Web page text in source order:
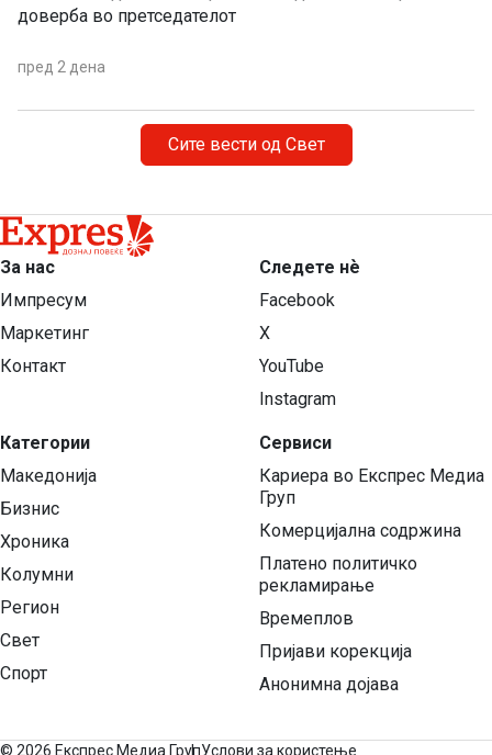
доверба во претседателот
пред 2 дена
Сите вести од Свет
За нас
Импресум
Маркетинг
Контакт
Категории
Македонија
Бизнис
Хроника
Колумни
Регион
Свет
Спорт
Следете нѐ
Facebook
X
YouTube
Instagram
Сервиси
Кариера во Експрес Медиа
Груп
Комерцијална содржина
Платено политичко
рекламирање
Времеплов
Пријави корекција
Анонимна дојава
© 2026 Експрес Медиа ГрупУслови за користење